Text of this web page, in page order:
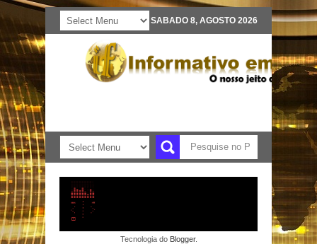
SABADO 8, AGOSTO 2026
Tecnologia do Blogger.